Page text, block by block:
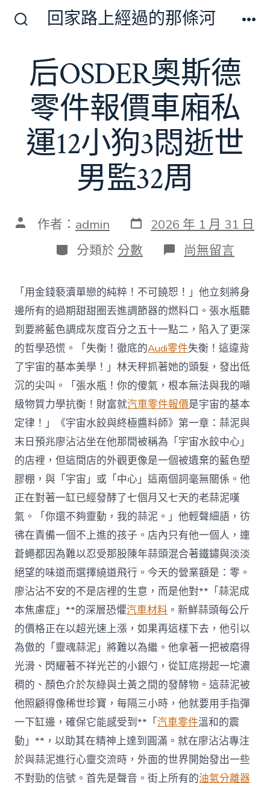
切
換
開
關
回家路上經過的那條河
后OSDER奧斯德
零件報價車廂私
運12小狗3悶逝世
男監32周
文 作者： admin 發
表
日
期
2026 年 1 月 31 日
分
類
分類於 分數 在
〈后
奧
斯
德
零
件
報
價
車
廂
私
運
12
小
狗
3
悶
逝
世
男
監
32
周〉
中
尚無留言
「用金錢褻瀆單戀的純粹！不可饒恕！」他立刻將身
邊所有的過期甜甜圈丟進調節器的燃料口。張水瓶聽
到要將藍色調成灰度百分之五十一點二，陷入了更深
的哲學恐慌。「失衡！徹底的Audi零件失衡！這違背
了宇宙的基本美學！」林天秤抓著她的頭髮，發出低
沉的尖叫。「張水瓶！你的傻氣，根本無法與我的噸
級物質力學抗衡！財富就汽車零件報價是宇宙的基本
定律！」《宇宙水餃與終極醬料師》第一章：蒜泥與
末日預兆廖沾沾坐在他那間被稱為「宇宙水餃中心」
的店裡，但這間店的外觀更像是一個被遺棄的藍色塑
膠棚，與「宇宙」或「中心」這兩個詞毫無關係。他
正在對著一缸已經發酵了七個月又七天的老蒜泥嘆
氣。「你還不夠靈動，我的蒜泥。」他輕聲細語，彷
彿在責備一個不上進的孩子。店內只有他一個人，連
蒼蠅都因為難以忍受那股陳年蒜頭混合著鐵鏽與淡淡
絕望的味道而選擇繞道飛行。今天的營業額是：零。
廖沾沾不安的不是店裡的生意，而是他對**「蒜泥成
本焦慮症」**的深層恐懼汽車材料 。新鮮蒜頭每公斤
的價格正在以超光速上漲，如果再這樣下去，他引以
為傲的「靈魂蒜泥」將難以為繼。他拿著一把被磨得
光滑、閃耀著不祥光芒的小銀勺，從缸底撈起一坨濃
稠的、顏色介於灰綠與土黃之間的發酵物。這蒜泥被
他照顧得像稀世珍寶，每隔三小時，他就要用手指彈
一下缸邊，確保它能感受到**「汽車零件溫和的震
動」**，以助其在精神上達到圓滿。就在廖沾沾專注
於與蒜泥進行心靈交流時，外面的世界開始發出一些
不對勁的信號。首先是聲音。街上所有的油氣分離器